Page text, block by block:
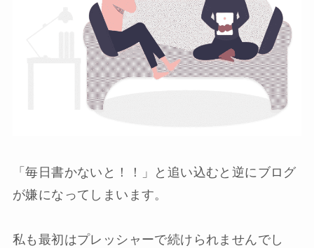
「毎日書かないと！！」と追い込むと逆にブログ
が嫌になってしまいます。
私も最初はプレッシャーで続けられませんでし